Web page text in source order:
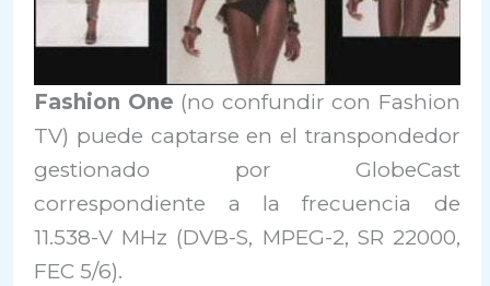
Fashion One (no confundir con Fashion
TV) puede captarse en el transpondedor
gestionado por GlobeCast
correspondiente a la frecuencia de
11.538-V MHz (DVB-S, MPEG-2, SR 22000,
FEC 5/6).